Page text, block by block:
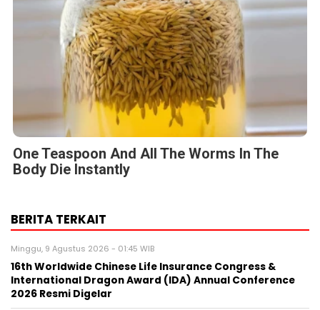
One Teaspoon And All The Worms In The
Body Die Instantly
BERITA TERKAIT
Minggu, 9 Agustus 2026 - 01:45 WIB
16th Worldwide Chinese Life Insurance Congress &
International Dragon Award (IDA) Annual Conference
2026 Resmi Digelar